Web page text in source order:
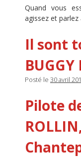
Quand vous
agissez et
Il sont
BUGGY
Posté le 30 avril
Pilote